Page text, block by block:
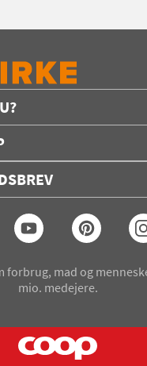
forbrug, mad og
mio. medejere.